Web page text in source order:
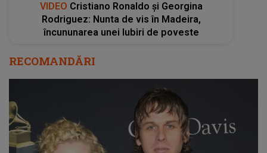
VIDEO Cristiano Ronaldo și Georgina
Rodriguez: Nunta de vis în Madeira,
încununarea unei Iubiri de poveste
RECOMANDĂRI